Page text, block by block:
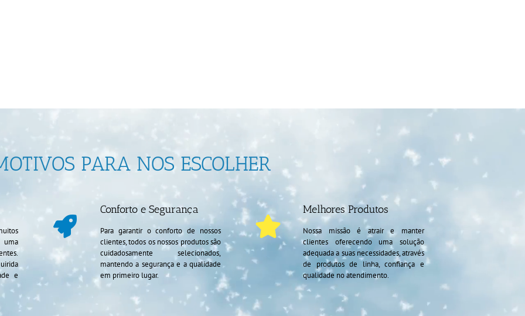
PARA NOS ESCOLHER
uma
e
Conforto e Segurança
Para garantir o conforto de nossos
clientes, todos os nossos produtos são
cuidadosamente selecionados,
mantendo a segurança e a qualidade
em primeiro lugar.
Melhores Produtos
Nossa missão é atrair e manter
clientes oferecendo uma solução
adequada a suas necessidades, através
de produtos de linha, confiança e
qualidade no atendimento.